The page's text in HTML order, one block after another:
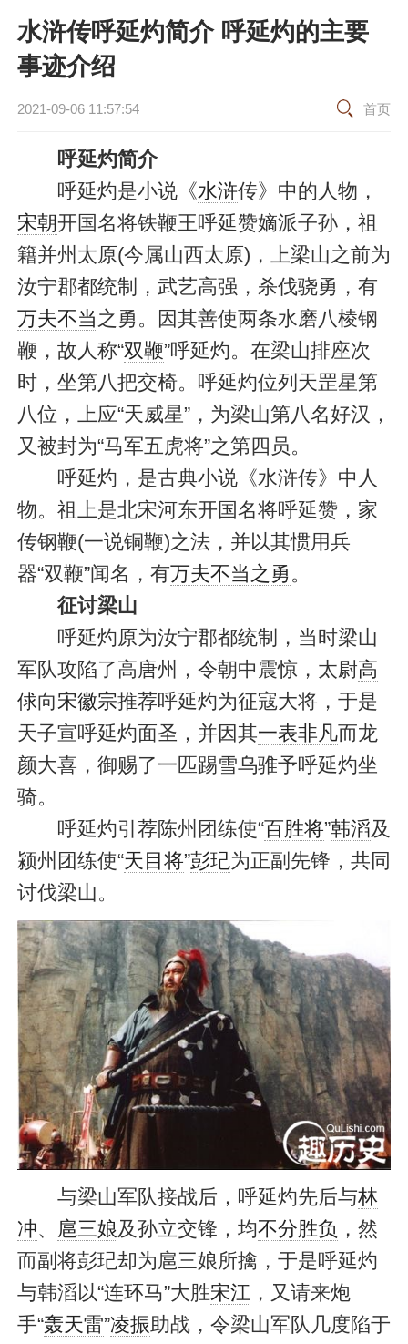
水浒传呼延灼简介 呼延灼的主要
事迹介绍
2021-09-06 11:57:54 首页
呼延灼简介
呼延灼是小说《水浒传》中的人物，
宋朝开国名将铁鞭王呼延赞嫡派子孙，祖
籍并州太原(今属山西太原)，上梁山之前为
汝宁郡都统制，武艺高强，杀伐骁勇，有
万夫不当 之勇。因其善使两条水磨八棱钢
鞭，故人称“双鞭”呼延灼。在梁山排座次
时，坐第八把交椅。呼延灼位列天罡星第
八位，上应“天威星”，为梁山第八名好汉，
又被封为“马军五虎将”之第四员。
呼延灼，是古典小说《水浒传》中人
物。祖上是北宋河东开国名将呼延赞，家
传钢鞭(一说铜鞭)之法，并以其惯用兵
器“双鞭”闻名，有万夫不当之勇。
征讨梁山
呼延灼原为汝宁郡都统制，当时梁山
军队攻陷了高唐州，令朝中震惊，太尉高
俅向宋徽宗推荐呼延灼为征寇大将，于是
天子宣呼延灼面圣，并因其一表非凡而龙
颜大喜，御赐了一匹踢雪乌骓予呼延灼坐
骑。
呼延灼引荐陈州团练使“百胜将”韩滔及
颍州团练使“天目将”彭玘为正副先锋，共同
讨伐梁山。
与梁山军队接战后，呼延灼先后与林
冲、 扈三娘及孙立交锋，均不分胜负 ，然
而副将彭玘却为扈三娘所擒，于是呼延灼
与韩滔以“连环马”大胜宋江，又请来炮
手“轰天雷”凌振助战，令梁山军队几度陷于